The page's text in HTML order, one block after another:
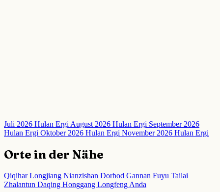
Juli 2026 Hulan ErgiAugust 2026 Hulan Ergi September 2026
Hulan Ergi Oktober 2026 Hulan Ergi November 2026 Hulan Ergi
Orte in der Nähe
QiqiharLongjiang Nianzishan Dorbod Gannan Fuyu Tailai
Zhalantun Daqing Honggang Longfeng Anda